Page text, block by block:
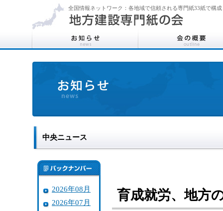
全国情報ネットワーク：各地域で信頼される専門紙33紙で構成
中央ニュース
2026年08月
2026年07月
育成就労、地方